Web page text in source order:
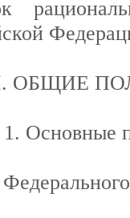
I. ОБЩИЕ
1. Основные